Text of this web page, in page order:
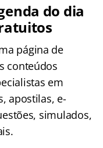
do dia
página de
conteúdos
em
apostilas, e-
simulados,